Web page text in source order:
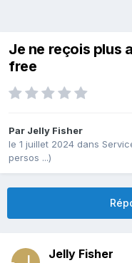
Je ne reçois plus
free
Par Jelly Fisher
le 1 juillet 2024 dans
persos ...)
Jelly Fisher